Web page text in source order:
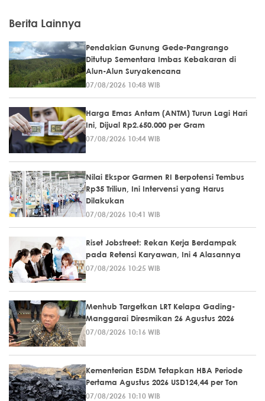
Berita Lainnya
Pendakian Gunung Gede-Pangrango
Ditutup Sementara Imbas Kebakaran di
Alun-Alun Suryakencana
07/08/2026 10:48 WIB
Harga Emas Antam (ANTM) Turun Lagi Hari
Ini, Dijual Rp2.650.000 per Gram
07/08/2026 10:44 WIB
Nilai Ekspor Garmen RI Berpotensi Tembus
Rp35 Triliun, Ini Intervensi yang Harus
Dilakukan
07/08/2026 10:41 WIB
Riset Jobstreet: Rekan Kerja Berdampak
pada Retensi Karyawan, Ini 4 Alasannya
07/08/2026 10:25 WIB
Menhub Targetkan LRT Kelapa Gading-
Manggarai Diresmikan 26 Agustus 2026
07/08/2026 10:16 WIB
Kementerian ESDM Tetapkan HBA Periode
Pertama Agustus 2026 USD124,44 per Ton
07/08/2026 10:10 WIB